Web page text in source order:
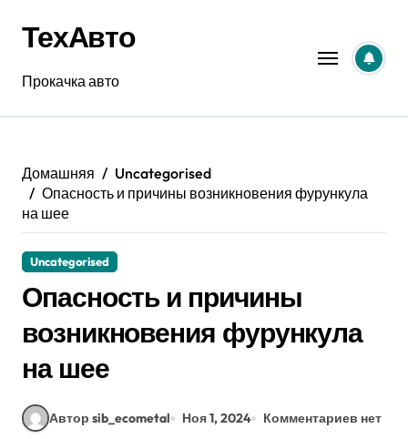
содержанию
ТехАвто
Прокачка авто
Домашняя
Uncategorised
Опасность и причины возникновения фурункула
на шее
Uncategorised
Опасность и причины
возникновения фурункула
на шее
Автор sib_ecometal Ноя 1, 2024 Комментариев нет